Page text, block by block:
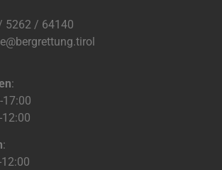
5262 / 64140
:
17:00
: